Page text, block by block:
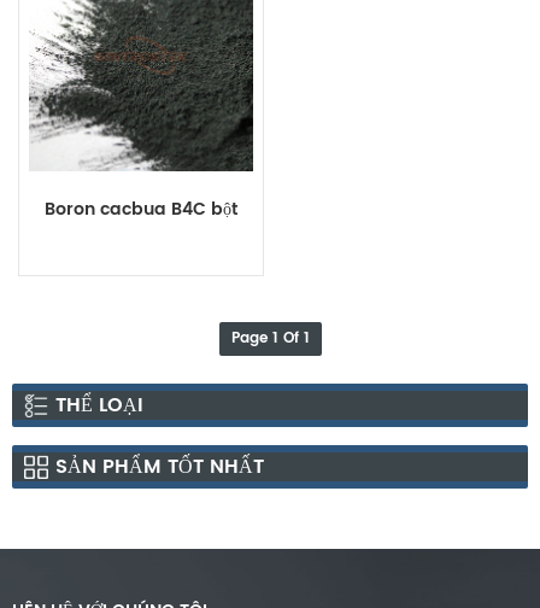
Boron cacbua B4C bột
Page 1 Of 1
THỂ LOẠI
SẢN PHẨM TỐT NHẤT